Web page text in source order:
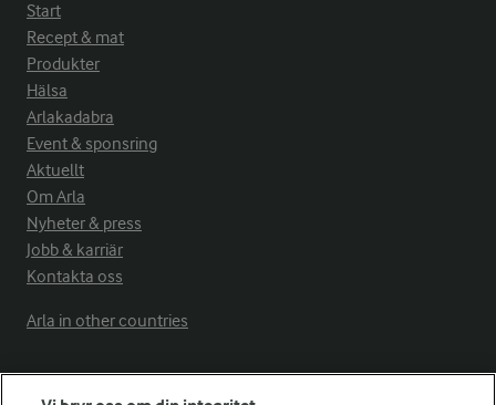
Start
Recept & mat
Produkter
Hälsa
Arlakadabra
Event & sponsring
Aktuellt
Om Arla
Nyheter & press
Jobb & karriär
Kontakta oss
Arla in other countries
Fler Arlasajter